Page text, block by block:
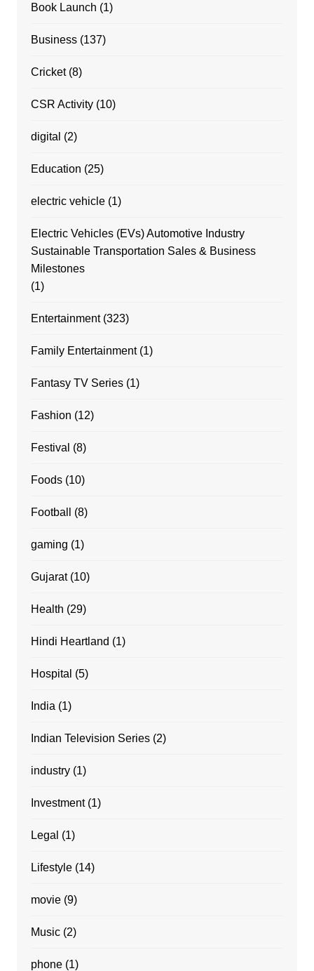
Book Launch (1)
Business(137)
Cricket(8)
CSR Activity(10)
digital (2)
Education (25)
electric vehicle(1)
Electric Vehicles (EVs) Automotive Industry
Sustainable Transportation Sales & Business
Milestones
(1)
Entertainment(323)
Family Entertainment(1)
Fantasy TV Series(1)
Fashion (12)
Festival (8)
Foods(10)
Football (8)
gaming (1)
Gujarat(10)
Health (29)
Hindi Heartland (1)
Hospital (5)
India (1)
Indian Television Series(2)
industry(1)
Investment(1)
Legal (1)
Lifestyle(14)
movie(9)
Music(2)
phone(1)